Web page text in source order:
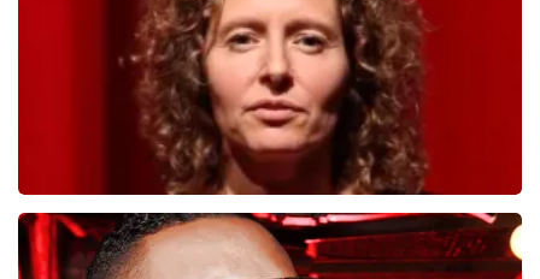
BESTEL NU
Esther van der Voort
546laatste 30 minuten